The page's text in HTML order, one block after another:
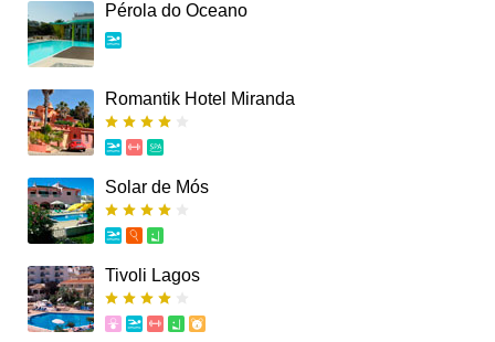
Pérola do Oceano
Romantik Hotel Miranda
Solar de Mós
Tivoli Lagos